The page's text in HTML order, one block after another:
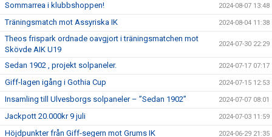
Sommarrea i klubbshoppen! 2024-08-07 13:48
Träningsmatch mot Assyriska IK 2024-08-04 11:38
Theos frispark ordnade oavgjort i träningsmatchen mot
Skövde AIK U19
2024-07-30 22:29
Sedan 1902 , projekt solpaneler. 2024-07-17 07:17
Giff-lagen igång i Gothia Cup 2024-07-15 12:53
Insamling till Ulvesborgs solpaneler – ”Sedan 1902” 2024-07-07 08:01
Jackpott 20.000kr 9 juli 2024-07-03 11:59
Höjdpunkter från Giff-segern mot Grums IK 2024-06-29 21:35